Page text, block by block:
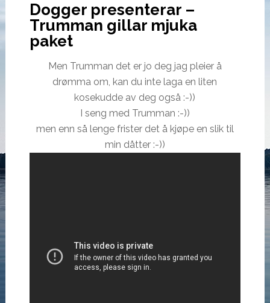
Dogger presenterar –
Trumman gillar mjuka
paket
Men Trumman det er jo deg jag pleier å
drømma om, kan du inte laga en liten
kosekudde av deg også :-))
I seng med Trumman :-))
men enn så lenge frister det å kjøpe en slik til
min dåtter :-))